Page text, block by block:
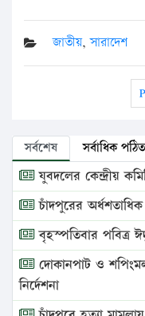
জাতীয়,সারাদেশ
সর্বশেষ সর্বাধিক পঠিত
যুবদলের কেন্দ্রীয়
চাঁদপুরের
বৃহস্পতিবার পবিত্র
দোকানপাট ও শপিংমল
নির্দেশনা